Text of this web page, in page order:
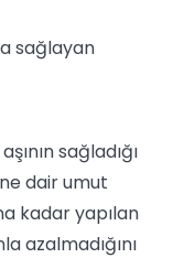
sağlayan
sağladığı
dair umut
kadar yapılan
azalmadığını